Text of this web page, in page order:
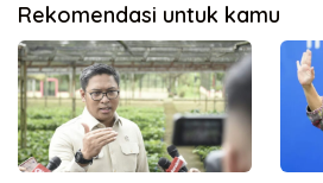
Rekomendasi untuk kamu